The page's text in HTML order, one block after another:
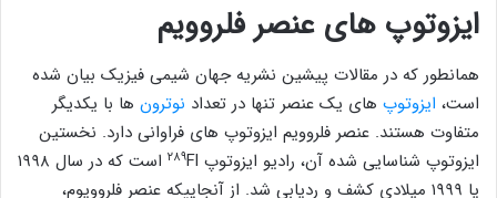
ایزوتوپ های عنصرفلروویم
همانطور که در مقالات پیشین نشریه جهان شیمی فیزیک بیان شده
است، ایزوتوپ ‌های یک عنصر تنها در تعداد نوترون ‌ها با یکدیگر
متفاوت هستند. عنصر فلروویم ایزوتوپ های فراوانی دارد. نخستین
ایزوتوپ شناسایی شده آن، رادیو ایزوتوپ
۲۸۹
Fl است که در سال ۱۹۹۸
یا ۱۹۹۹ میلادی کشف و ردیابی شد. از آنجاییکه عنصر فلروویوم،